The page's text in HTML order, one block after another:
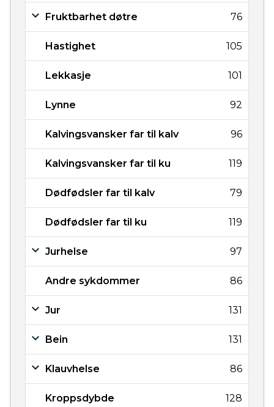
Fruktbarhet døtre 76
Hastighet 105
Lekkasje 101
Lynne 92
Kalvingsvansker far til kalv 96
Kalvingsvansker far til ku 119
Dødfødsler far til kalv 79
Dødfødsler far til ku 119
Jurhelse 97
Andre sykdommer 86
Jur 131
Bein 131
Klauvhelse 86
Kroppsdybde 128